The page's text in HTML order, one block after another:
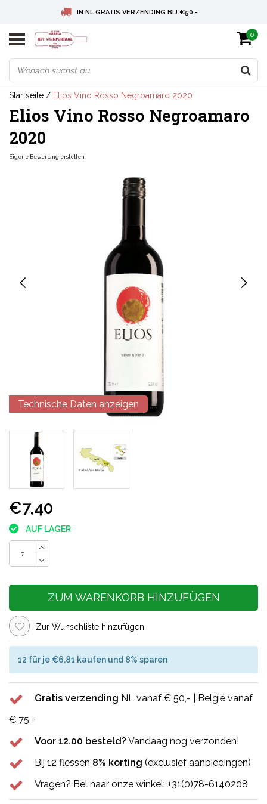
IN NL GRATIS VERZENDING BIJ €50,-
BELGIE GRATIS VERZENDING BIJ € 75
DEUTSCHLAND VERSANDKOSTENFREI AB € 75
0
Startseite / Elios Vino Rosso Negroamaro 2020
Elios Vino Rosso Negroamaro
2020
Eigene Bewertung erstellen
Technische Daten anzeigen
€7,40
AUF LAGER
ZUM WARENKORB HINZUFÜGEN
Zur Wunschliste hinzufügen
12 für je €6,81 kaufen und 8% sparen
Gratis verzending NL vanaf € 50,- | België vanaf
€ 75,-
Voor 12.00 besteld? Vandaag nog verzonden!
Bij 12 flessen 8% korting (exclusief aanbiedingen)
Vragen? Bel naar onze winkel: +31(0)78-6140208